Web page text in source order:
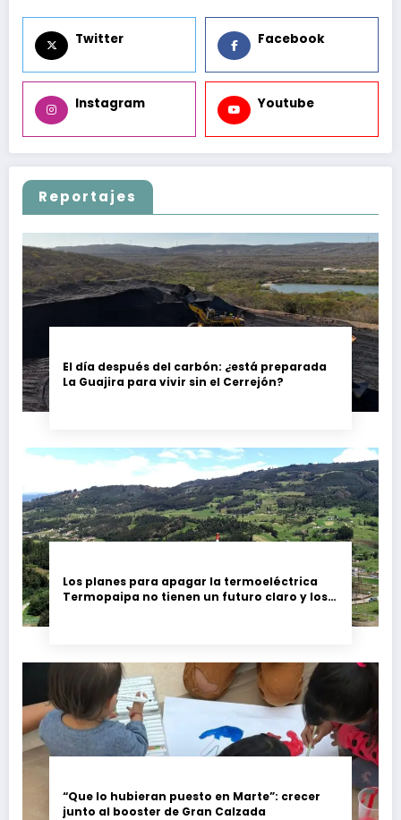
Twitter Facebook
Instagram Youtube
Reportajes
El día después del carbón: ¿está preparada
La Guajira para vivir sin el Cerrejón?
Los planes para apagar la termoeléctrica
Termopaipa no tienen un futuro claro y los
“Que lo hubieran puesto en Marte”: crecer
junto al booster de Gran Calzada